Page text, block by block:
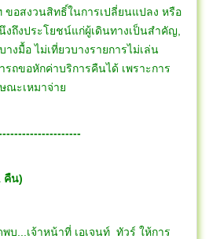
ขอสงวนสิทธิ์ในการเปลี่ยนแปลง หรือ
งถึงประโยชน์แก่ผู้เดินทางเป็นสำคัญ,
งมื้อ ไม่เที่ยวบางรายการไม่เล่น
รถขอหักค่าบริการคืนได้ เพราะการ
ณะเหมาจ่าย
คืน)
บ...เจ้าหน้าที่ เอเจนท์ ทัวร์ ให้การ